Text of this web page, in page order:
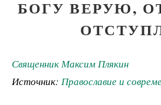
БОГУ ВЕРУЮ,
Священник Максим Плякин
Источник: Православие и